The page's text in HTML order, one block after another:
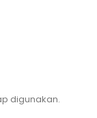
digunakan.